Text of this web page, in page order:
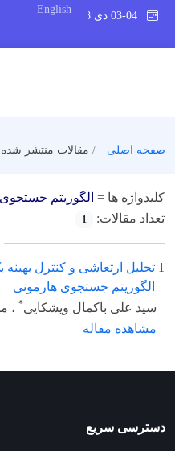
English
صفحه اصلی مقالات منتشر شده
کلیدواژه ها = الگوریتم
تعداد مقالات:
1
1 تحلیل ارتعاشی و کنترل بهینه
الگوریتم جستجوی هارمونی
سید علی باکمال ویشکایی* ،
مشاهده مقاله
دسترسی سریع